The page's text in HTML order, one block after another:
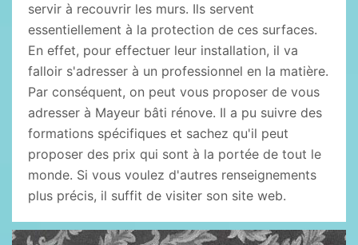
servir à recouvrir les murs. Ils servent
essentiellement à la protection de ces surfaces.
En effet, pour effectuer leur installation, il va
falloir s'adresser à un professionnel en la matière.
Par conséquent, on peut vous proposer de vous
adresser à Mayeur bâti rénove. Il a pu suivre des
formations spécifiques et sachez qu'il peut
proposer des prix qui sont à la portée de tout le
monde. Si vous voulez d'autres renseignements
plus précis, il suffit de visiter son site web.